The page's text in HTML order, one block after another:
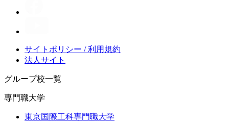
サイトポリシー / 利用規約
法人サイト
グループ校一覧
専門職大学
東京国際工科専門職大学